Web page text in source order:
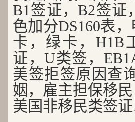
B1签证，B2签证
色加分DS160表
卡，绿卡，H1B
证，U类签，
美签拒签原因查
姻，雇主担保移
美国非移民类签